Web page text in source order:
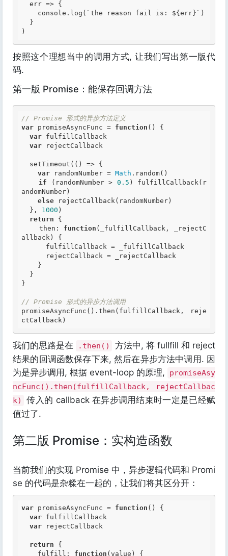
按照这个理想当中的调用方式, 让我们写出第一版代
码.
第一版 Promise：能保存回调方法
// Promise 形式的异步方法定义
var promiseAsyncFunc = function ()
{
var fulfillCallback
var rejectCallback
var randomNumber = Math .random()
if (randomNumber > 0.5 ) fulfillCallback(r
andomNumber)
else rejectCallback(randomNumber)
  },
1000 )
return {
    then:
function (_fulfillCallback, _rejectC
allback)
{
}
// Promise 形式的异步方法调用
promiseAsyncFunc().then(fulfillCallback, reje
我们的思路是在 .then()
方法中, 将 fullfill 和 reject
结果的回调函数保存下来, 然后在异步方法中调用. 因
为是异步调用, 根据 event-loop 的原理,
promiseAsy
ncFunc().then(fulfillCallback, rejectCallbac
k)
传入的 callback 在异步调用结束时一定是已经赋
值过了.
第二版 Promise：实构造函数
当前我们的实现 Promise 中，异步逻辑代码和 Promi
se 的代码是杂糅在一起的，让我们将其区分开：
var promiseAsyncFunc = function ()
{
var fulfillCallback
var rejectCallback
return {
    fulfill:
function (value) {